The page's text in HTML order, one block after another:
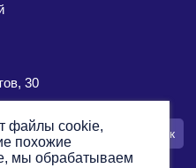
30
заявку Заказать звонок
файлы cookie,
похожие
мы обрабатываем